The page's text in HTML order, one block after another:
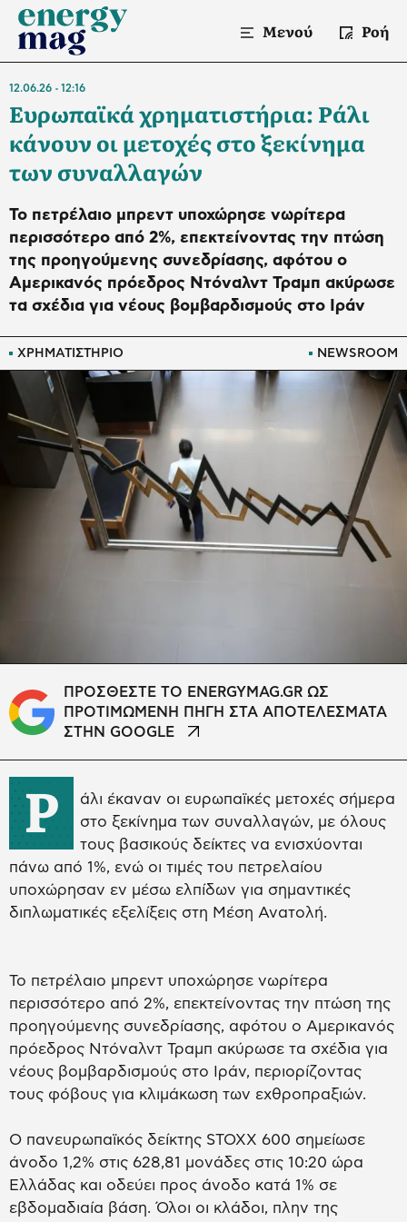
Μενού Ροή
ΧΡΗΜΑΤΙΣΤΗΡΙΟ NEWSROOM
12.06.26 12:16
Ευρωπαϊκά χρηματιστήρια: Ράλι
κάνουν οι μετοχές στο ξεκίνημα
των συναλλαγών
Το πετρέλαιο μπρεντ υποχώρησε νωρίτερα
περισσότερο από 2%, επεκτείνοντας την πτώση
της προηγούμενης συνεδρίασης, αφότου ο
Αμερικανός πρόεδρος Ντόναλντ Τραμπ ακύρωσε
τα σχέδια για νέους βομβαρδισμούς στο Ιράν
ΠΡΟΣΘΕΣΤΕ ΤΟ ENERGYMAG.GR ΩΣ
ΠΡΟΤΙΜΩΜΕΝΗ ΠΗΓΗ ΣΤΑ ΑΠΟΤΕΛΕΣΜΑΤΑ
ΣΤΗΝ GOOGLE
Ρ
άλι έκαναν οι ευρωπαϊκές μετοχές σήμερα
στο ξεκίνημα των συναλλαγών, με όλους
τους βασικούς δείκτες να ενισχύονται
πάνω από 1%, ενώ οι τιμές του πετρελαίου
υποχώρησαν εν μέσω ελπίδων για σημαντικές
διπλωματικές εξελίξεις στη Μέση Ανατολή.
Το πετρέλαιο μπρεντ υποχώρησε νωρίτερα
περισσότερο από 2%, επεκτείνοντας την πτώση της
προηγούμενης συνεδρίασης, αφότου ο Αμερικανός
πρόεδρος Ντόναλντ Τραμπ ακύρωσε τα σχέδια για
νέους βομβαρδισμούς στο Ιράν, περιορίζοντας
τους φόβους για κλιμάκωση των εχθροπραξιών.
Ο πανευρωπαϊκός δείκτης STOXX 600 σημείωσε
άνοδο 1,2% στις 628,81 μονάδες στις 10:20 ώρα
Ελλάδας και οδεύει προς άνοδο κατά 1% σε
εβδομαδιαία βάση. Όλοι οι κλάδοι, πλην της